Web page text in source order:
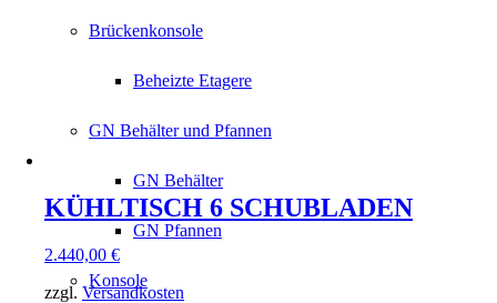
Brückenkonsole
Beheizte Etagere
GN Behälter und Pfannen
GN Behälter
GN Pfannen
Konsole
KÜHLTISCH 6 SCHUBLADEN
2.440,00 €
zzgl. Versandkosten